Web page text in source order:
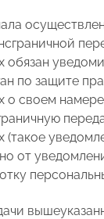
обязан
по защите
о своем
(такое
от